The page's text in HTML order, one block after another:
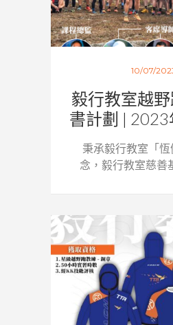
10/07/
毅行教室越
書計劃 | 2023
秉承毅行教室「
念，毅行教室慈善